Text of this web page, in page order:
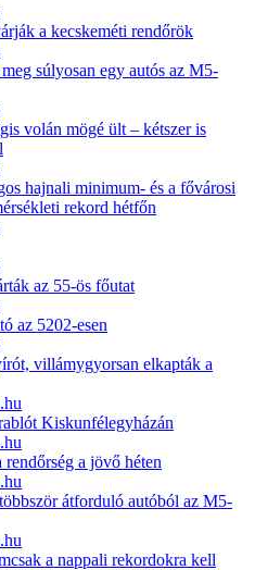
a kecskeméti rendőrök
súlyosan egy autós az M5-
volán mögé ült – kétszer is
hajnali minimum- és a fővárosi
rekord hétfőn
az 55-ös főutat
az 5202-esen
villámygyorsan elkapták a
Kiskunfélegyházán
rendőrség a jövő héten
átforduló autóból az M5-
a nappali rekordokra kell